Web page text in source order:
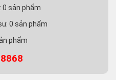
0 sản phẩm
0 sản phẩm
phẩm